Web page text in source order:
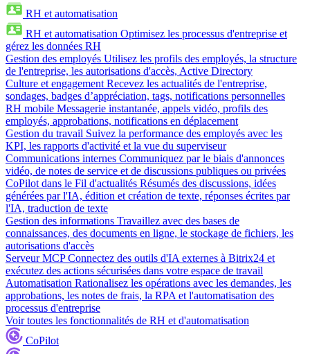
RH et automatisation
RH et automatisation Optimisez les processus d'entreprise et
gérez les données RH
Gestion des employés Utilisez les profils des employés, la structure
de l'entreprise, les autorisations d'accès, Active Directory
Culture et engagement Recevez les actualités de l'entreprise,
sondages, badges d’appréciation, tags, notifications personnelles
RH mobile Messagerie instantanée, appels vidéo, profils des
employés, approbations, notifications en déplacement
Gestion du travail Suivez la performance des employés avec les
KPI, les rapports d'activité et la vue du superviseur
Communications internes Communiquez par le biais d'annonces
vidéo, de notes de service et de discussions publiques ou privées
CoPilot dans le Fil d'actualités Résumés des discussions, idées
générées par l'IA, édition et création de texte, réponses écrites par
l'IA, traduction de texte
Gestion des informations Travaillez avec des bases de
connaissances, des documents en ligne, le stockage de fichiers, les
autorisations d'accès
Serveur MCP Connectez des outils d'IA externes à Bitrix24 et
exécutez des actions sécurisées dans votre espace de travail
Automatisation Rationalisez les opérations avec les demandes, les
approbations, les notes de frais, la RPA et l'automatisation des
processus d'entreprise
Voir toutes les fonctionnalités de RH et d'automatisation
CoPilot